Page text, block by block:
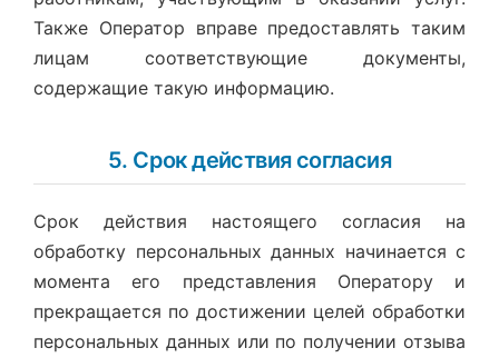
Также Оператор вправе предоставлять таким
лицам соответствующие документы,
содержащие такую информацию.
5. Срок действия согласия
Срок действия настоящего согласия на
обработку персональных данных начинается с
момента его представления Оператору и
прекращается по достижении целей обработки
персональных данных или по получении отзыва